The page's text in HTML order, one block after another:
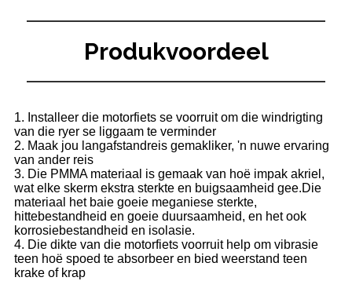
Produkvoordeel
1. Installeer die motorfiets se voorruit om die windrigting
van die ryer se liggaam te verminder
2. Maak jou langafstandreis gemakliker, 'n nuwe ervaring
van ander reis
3. Die PMMA materiaal is gemaak van hoë impak akriel,
wat elke skerm ekstra sterkte en buigsaamheid gee.Die
materiaal het baie goeie meganiese sterkte,
hittebestandheid en goeie duursaamheid, en het ook
korrosiebestandheid en isolasie.
4. Die dikte van die motorfiets voorruit help om vibrasie
teen hoë spoed te absorbeer en bied weerstand teen
krake of krap